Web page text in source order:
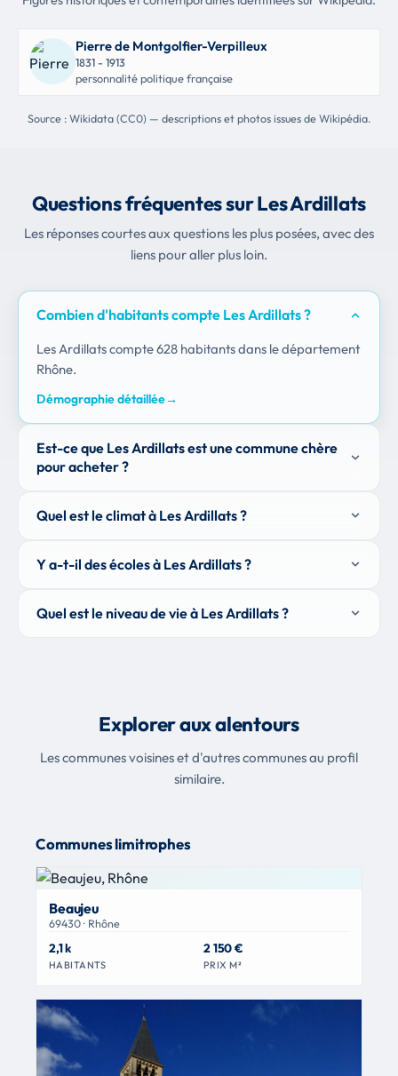
Pierre de Montgolfier-Verpilleux
1831 - 1913
personnalité politique française
Source : Wikidata (CC0) — descriptions et photos issues de Wikipédia.
Questions fréquentes sur Les Ardillats
Les réponses courtes aux questions les plus posées, avec des
liens pour aller plus loin.
Combien d'habitants compte Les Ardillats ?
Les Ardillats compte 628 habitants dans le département
Rhône.
Démographie détaillée→
Est-ce que Les Ardillats est une commune chère
pour acheter ?
Quel est le climat à Les Ardillats ?
Y a-t-il des écoles à Les Ardillats ?
Quel est le niveau de vie à Les Ardillats ?
Explorer aux alentours
Les communes voisines et d'autres communes au profil
similaire.
Communes limitrophes
Beaujeu
69430 · Rhône
2,1 k
HABITANTS
2 150 €
PRIX M²